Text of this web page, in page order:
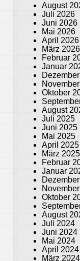
August
Juli 2026
Juni 2026
Mai 2026
April 2026
März 2026
Februar
Januar
Oktober
August
Juli 2025
Juni 2025
Mai 2025
April 2025
März 2025
Februar
Januar
Oktober
August
Juli 2024
Juni 2024
Mai 2024
April 2024
März 2024